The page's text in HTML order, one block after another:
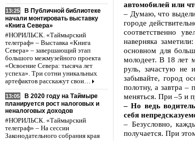
13:25
В Публичной библиотеке
начали монтировать выставку
«Книга Севера»
#НОРИЛЬСК. «Таймырский
телеграф» – Выставка «Книга
Севера» – завершающий этап
большого межмузейного проекта
«Освоение Севера: тысяча лет
успеха». Три сотни уникальных
артефактов расскажут свои…
13:05
В 2020 году на Таймыре
планируется рост налоговых и
неналоговых доходов
#НОРИЛЬСК. «Таймырский
телеграф» – На сессии
Законодательного собрания края
автомобилей или
– Думаю, что
городе
соответственно
наверняка
основном для
молодеет. В 18 лет
руль, зачастую не
забывайте, город
полотну, а завтра –
меняться. При –5 и
– Но ведь
себя
– Безусловно,
получается. При